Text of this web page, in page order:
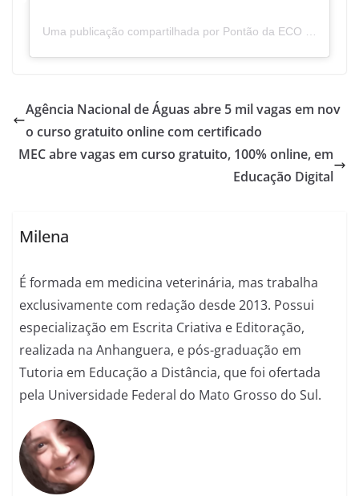
Uma publicação compartilhada por Pontão da ECO (@pontaodaeco)
Agência Nacional de Águas abre 5 mil vagas em nov
o curso gratuito online com certificado
MEC abre vagas em curso gratuito, 100% online, em
Educação Digital
Milena
É formada em medicina veterinária, mas trabalha
exclusivamente com redação desde 2013. Possui
especialização em Escrita Criativa e Editoração,
realizada na Anhanguera, e pós-graduação em
Tutoria em Educação a Distância, que foi ofertada
pela Universidade Federal do Mato Grosso do Sul.